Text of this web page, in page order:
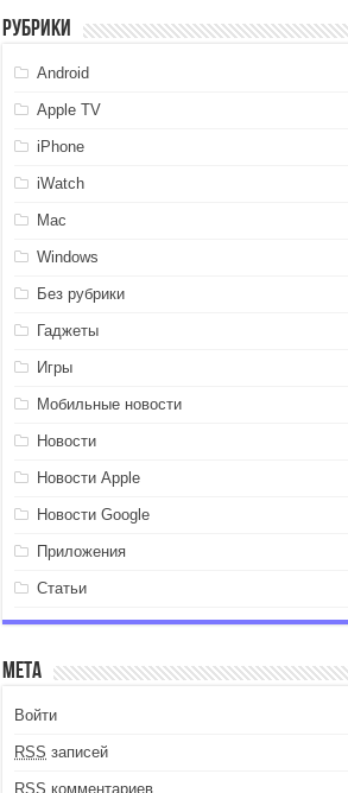
Рубрики
Android
Apple TV
iPhone
iWatch
Mac
Windows
Без рубрики
Гаджеты
Игры
Мобильные новости
Новости
Новости Apple
Новости Google
Приложения
Статьи
Мета
Войти
RSS записей
RSS комментариев